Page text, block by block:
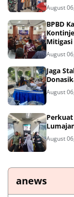
August
BPBD
Mitigasi
August
Jaga
August
August
anews